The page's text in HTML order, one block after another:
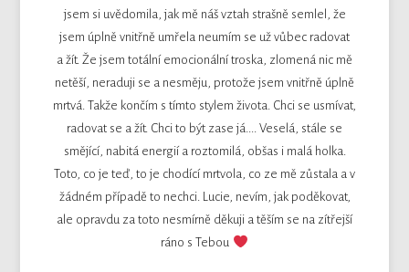
jsem si uvědomila, jak mě náš vztah strašně semlel, že
jsem úplně vnitřně umřela neumím se už vůbec radovat
a žít. Že jsem totální emocionální troska, zlomená nic mě
netěší, neraduji se a nesměju, protože jsem vnitřně úplně
mrtvá. Takže končím s tímto stylem života. Chci se usmívat,
radovat se a žít. Chci to být zase já.... Veselá, stále se
smějící, nabitá energií a roztomilá, obšas i malá holka.
Toto, co je teď, to je chodící mrtvola, co ze mě zůstala a v
žádném případě to nechci. Lucie, nevím, jak poděkovat,
ale opravdu za toto nesmírně děkuji a těším se na zítřejší
ráno s Tebou